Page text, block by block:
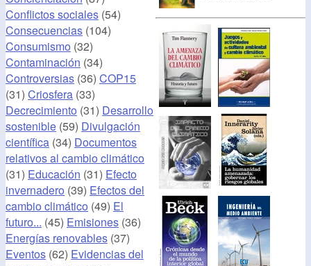
Conflictos sociales (54)
Consecuencias (104)
Consumismo (32)
Contaminación (34)
Controversias (36) COP15
(31) Criosfera (33)
Decrecimiento (31) Desarrollo
sostenible (59) Divulgación
científica (34) Documentos
relativos al cambio climático
(31) Educación (31) Efecto
invernadero (39) Efectos del
cambio climático (49) El
futuro... (45) Emisiones (36)
Energías renovables (37)
Eventos (62) Evidencias del